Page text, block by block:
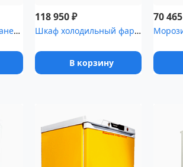
Холодильник для хранения крови Pozis ХК-400-1
118 950₽
Шкаф холодильный фармацевтический Polair ШХФ-0,7ДС со стеклянной ...
В корзину
70 465